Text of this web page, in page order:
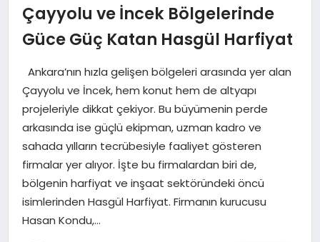
TEKNOLOJI
EĞITIM
MAGAZIN
YAŞAM
OTOMOBIL
Çayyolu ve İncek Bölgelerinde
Güce Güç Katan Hasgül Harfiyat
Ankara’nın hızla gelişen bölgeleri arasında yer alan
Çayyolu ve İncek, hem konut hem de altyapı
projeleriyle dikkat çekiyor. Bu büyümenin perde
arkasında ise güçlü ekipman, uzman kadro ve
sahada yılların tecrübesiyle faaliyet gösteren
firmalar yer alıyor. İşte bu firmalardan biri de,
bölgenin harfiyat ve inşaat sektöründeki öncü
isimlerinden Hasgül Harfiyat. Firmanın kurucusu
Hasan Kondu,…